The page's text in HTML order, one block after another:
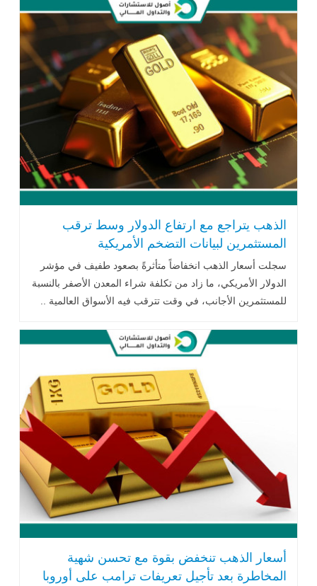
الذهب يتراجع مع ارتفاع الدولار وسط ترقب
المستثمرين لبيانات التضخم الأمريكية
سجلت أسعار الذهب انخفاضاً متأثرةً بصعود طفيف في مؤشر
الدولار الأمريكي، ما زاد من تكلفة شراء المعدن الأصفر بالنسبة
للمستثمرين الأجانب، في وقت تترقب فيه الأسواق العالمية ..
أسعار الذهب تنخفض بقوة مع تحسن شهية
المخاطرة بعد تأجيل تعريفات ترامب على أوروبا